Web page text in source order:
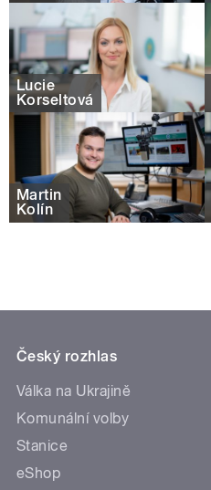
Lucie
Korseltová
Martin
Kolín
Český rozhlas
Válka na Ukrajině
Komunální volby
Stanice
eShop